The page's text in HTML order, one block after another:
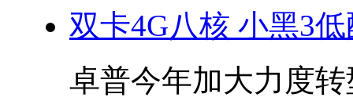
双卡4G八核 小黑3
卓普今年加大力度